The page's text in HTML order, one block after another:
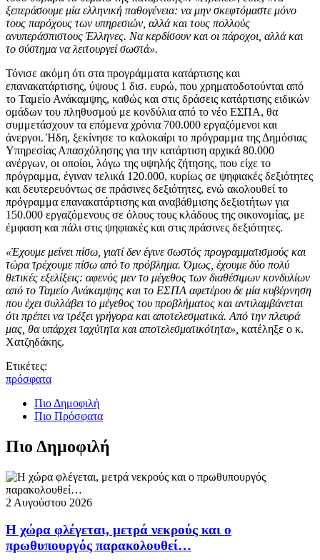
ξεπεράσουμε μία ελληνική παθογένεια: να μην σκεφτόμαστε μόνο
τους παρόχους των υπηρεσιών, αλλά και τους πολλούς
ανυπεράσπιστους Έλληνες. Να κερδίσουν και οι πάροχοι, αλλά και
το σύστημα να λειτουργεί σωστά».
Τόνισε ακόμη ότι στα προγράμματα κατάρτισης και
επανακατάρτισης, ύψους 1 δισ. ευρώ, που χρηματοδοτούνται από
το Ταμείο Ανάκαμψης, καθώς και στις δράσεις κατάρτισης ειδικών
ομάδων του πληθυσμού με κονδύλια από το νέο ΕΣΠΑ, θα
συμμετάσχουν τα επόμενα χρόνια 700.000 εργαζόμενοι και
άνεργοι. Ήδη, ξεκίνησε το καλοκαίρι το πρόγραμμα της Δημόσιας
Υπηρεσίας Απασχόλησης για την κατάρτιση αρχικά 80.000
ανέργων, οι οποίοι, λόγω της υψηλής ζήτησης, που είχε το
πρόγραμμα, έγιναν τελικά 120.000, κυρίως σε ψηφιακές δεξιότητες
και δευτερευόντως σε πράσινες δεξιότητες, ενώ ακολουθεί το
πρόγραμμα επανακατάρτισης και αναβάθμισης δεξιοτήτων για
150.000 εργαζόμενους σε όλους τους κλάδους της οικονομίας, με
έμφαση και πάλι στις ψηφιακές και στις πράσινες δεξιότητες.
«Έχουμε μείνει πίσω, γιατί δεν έγινε σωστός προγραμματισμούς και
τώρα τρέχουμε πίσω από το πρόβλημα. Όμως, έχουμε δύο πολύ
θετικές εξελίξεις: αφενός μεν το μέγεθος των διαθέσιμων κονδυλίων
από το Ταμείο Ανάκαμψης και το ΕΣΠΑ αφετέρου δε μία κυβέρνηση
που έχει συλλάβει το μέγεθος του προβλήματος και αντιλαμβάνεται
ότι πρέπει να τρέξει γρήγορα και αποτελεσματικά. Από την πλευρά
μας, θα υπάρχει ταχύτητα και αποτελεσματικότητα», κατέληξε ο κ.
Χατζηδάκης.
Ετικέτες:
πρόσφατα
Πιο Δημοφιλή
Πιο Πρόσφατα
Πιο Δημοφιλή
2 Αυγούστου 2026
Η χώρα φλέγεται, μετρά νεκρούς και ο
πρωθυπουργός παρακολουθεί…